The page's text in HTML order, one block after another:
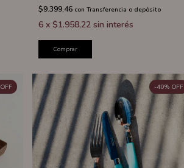
$9.399,46 con Transferencia o depósito
6 x $1.958,22 sin interés
Comprar
OFF -40% OFF